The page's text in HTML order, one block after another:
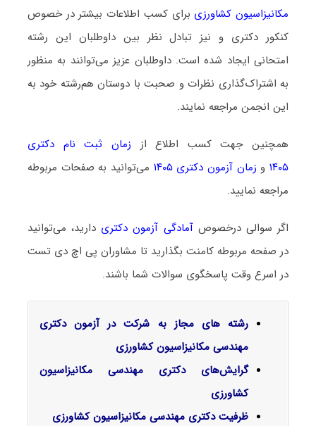
مکانیزاسیون کشاورزی برای کسب اطلاعات بیشتر در خصوص
کنکور دکتری و نیز تبادل نظر بین داوطلبان این رشته
امتحانی ایجاد شده است. داوطلبان عزیز می‌توانند به منظور
به اشتراک‌گذاری نظرات و صحبت با دوستان هم‌رشته خود به
این انجمن مراجعه نمایند.
همچنین جهت کسب اطلاع از زمان ثبت نام دکتری
۱۴۰۵ و زمان آزمون دکتری ۱۴۰۵
می‌توانید به صفحات مربوطه
مراجعه نمایید.
اگر سوالی درخصوصآمادگی آزمون دکتری دارید، می‌توانید
در صفحه مربوطه کامنت بگذارید تا مشاوران پی اچ دی تست
در اسرع وقت پاسخگوی سوالات شما باشند.
رشته های مجاز به شرکت در آزمون دکتری
مهندسی مکانیزاسیون کشاورزی
گرایش‌های دکتری مهندسی مکانیزاسیون
کشاورزی
ظرفیت دکتری مهندسی مکانیزاسیون کشاورزی